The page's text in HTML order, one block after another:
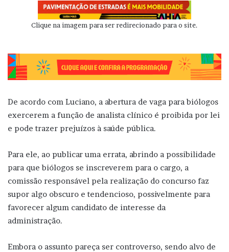
Clique na imagem para ser redirecionado para o site.
De acordo com Luciano, a abertura de vaga para biólogos
exercerem a função de analista clínico é proibida por lei
e pode trazer prejuízos à saúde pública.
Para ele, ao publicar uma errata, abrindo a possibilidade
para que biólogos se inscreverem para o cargo, a
comissão responsável pela realização do concurso faz
supor algo obscuro e tendencioso, possivelmente para
favorecer algum candidato de interesse da
administração.
Embora o assunto pareça ser controverso, sendo alvo de